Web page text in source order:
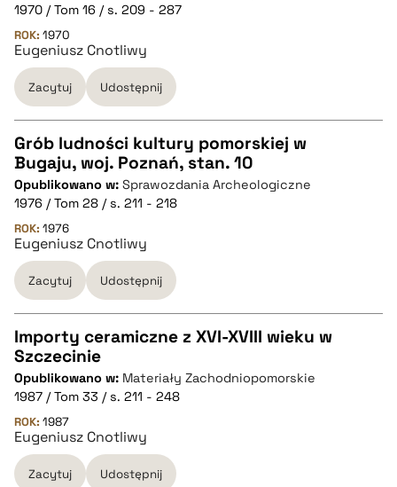
pobierz cytat
BIBTEX
pobierz cytat
1970 / Tom 16 / s. 209 - 287
ROK: 1970
Eugeniusz Cnotliwy
Zacytuj Udostępnij
CZYSTY TEKST
pobierz cytat
BIBTEX
pobierz cytat
Grób ludności kultury pomorskiej w
Bugaju, woj. Poznań, stan. 10
Opublikowano w: Sprawozdania Archeologiczne
1976 / Tom 28 / s. 211 - 218
ROK: 1976
Eugeniusz Cnotliwy
Zacytuj Udostępnij
CZYSTY TEKST
pobierz cytat
BIBTEX
Importy ceramiczne z XVI-XVIII wieku w
Szczecinie
Opublikowano w: Materiały Zachodniopomorskie
1987 / Tom 33 / s. 211 - 248
ROK: 1987
Eugeniusz Cnotliwy
Zacytuj Udostępnij